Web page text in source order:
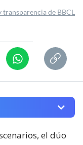
transparencia de BBCL
el dúo